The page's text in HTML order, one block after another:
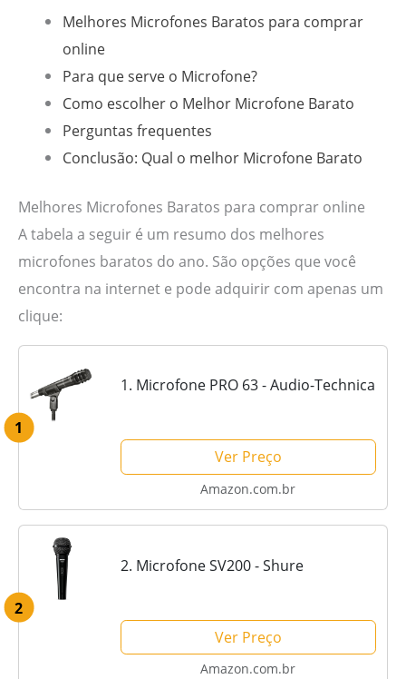
Melhores Microfones Baratos para comprar
online
Para que serve o Microfone?
Como escolher o Melhor Microfone Barato
Perguntas frequentes
Conclusão: Qual o melhor Microfone Barato
Melhores Microfones Baratos para comprar online
A tabela a seguir é um resumo dos melhores
microfones baratos do ano. São opções que você
encontra na internet e pode adquirir com apenas um
clique:
1
1. Microfone PRO 63 - Audio-Technica
Ver Preço
Amazon.com.br
2
2. Microfone SV200 - Shure
Ver Preço
Amazon.com.br